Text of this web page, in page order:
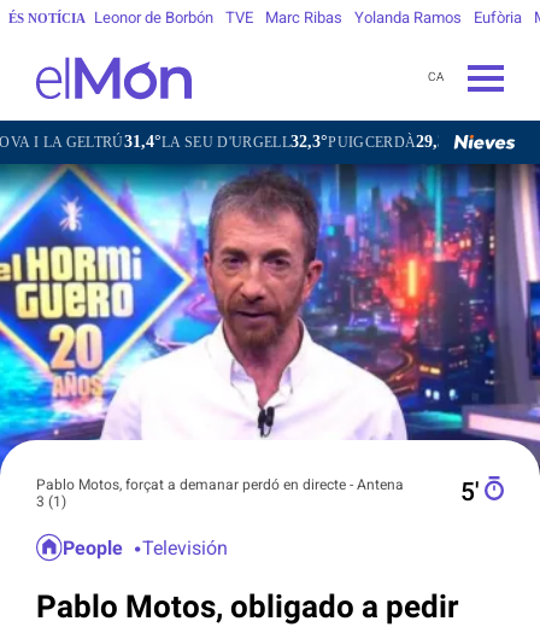
ÉS NOTÍCIA Leonor de Borbón TVE Marc Ribas Yolanda Ramos Eufòria
CA
31,4°LA SEU D'URGELL32,3°PUIGCERDÀ29,3°FIGUERES 34,1°
Pablo Motos, forçat a demanar perdó en directe - Antena
3 (1)
5′
People Televisión
Pablo Motos, obligado a pedir